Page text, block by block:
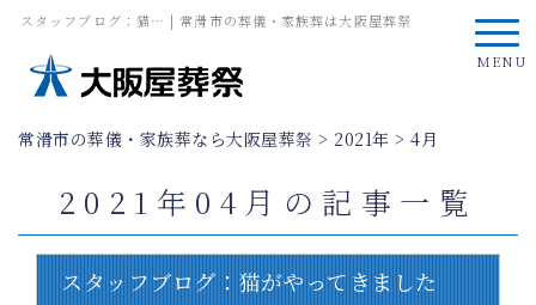
スタッフブログ：猫… | 常滑市の葬儀・家族葬は大阪屋葬祭
MENU
常滑市の葬儀・家族葬なら大阪屋葬祭 > 2021年 > 4月
2021年04月の記事一覧
スタッフブログ：猫がやってきました